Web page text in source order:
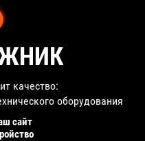
качество:
оборудования
сайт